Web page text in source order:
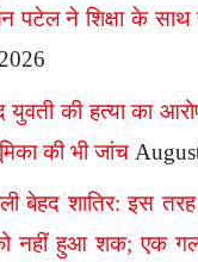
पटेल ने शिक्षा के साथ
युवती की हत्या का
की भी जांच
बेहद शातिर: इस
नहीं हुआ शक; एक